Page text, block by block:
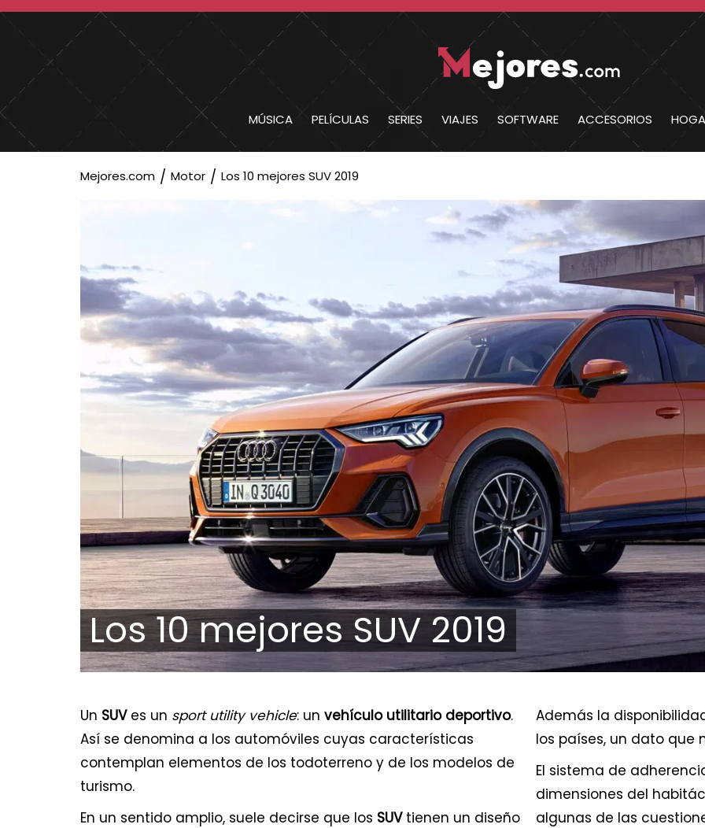
MÚSICA PELÍCULAS SERIES VIAJES SOFTWARE ACCESORIOS
Mejores.com Motor Los 10 mejores SUV 2019
Los 10 mejores SUV 2019
Un SUVes un sport utility vehicle: un vehículo utilitario deportivo.
Así se denomina a los automóviles cuyas características
contemplan elementos de los todoterreno y de los modelos de
turismo.
En un sentido amplio, suele decirse que los SUVtienen un diseño
Además la
los países, un dato que
El sistema de
dimensiones del
algunas de las